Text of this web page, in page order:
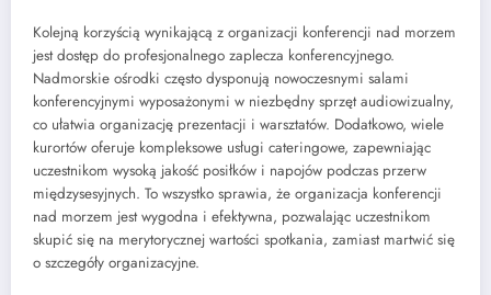
Kolejną korzyścią wynikającą z organizacji konferencji nad morzem
jest dostęp do profesjonalnego zaplecza konferencyjnego.
Nadmorskie ośrodki często dysponują nowoczesnymi salami
konferencyjnymi wyposażonymi w niezbędny sprzęt audiowizualny,
co ułatwia organizację prezentacji i warsztatów. Dodatkowo, wiele
kurortów oferuje kompleksowe usługi cateringowe, zapewniając
uczestnikom wysoką jakość posiłków i napojów podczas przerw
międzysesyjnych. To wszystko sprawia, że organizacja konferencji
nad morzem jest wygodna i efektywna, pozwalając uczestnikom
skupić się na merytorycznej wartości spotkania, zamiast martwić się
o szczegóły organizacyjne.